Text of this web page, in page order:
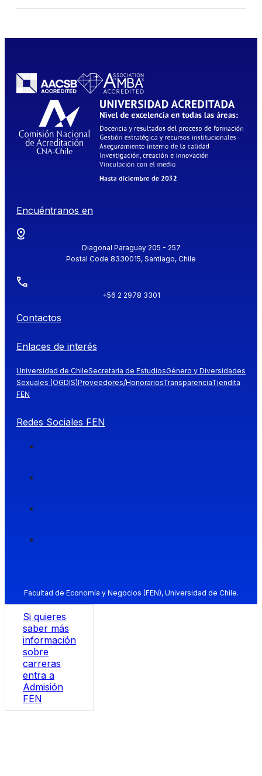
Encuéntranos en
Diagonal Paraguay 205 - 257
Postal Code 8330015, Santiago, Chile
+56 2 2978 3301
Contactos
Enlaces de interés
Universidad de ChileSecretaría de EstudiosGénero y Diversidades
Sexuales (OGDIS)Proveedores/HonorariosTransparenciaTiendita
FEN
Redes Sociales FEN
Facultad de Economía y Negocios (FEN), Universidad de Chile.
Si quieres
saber más
información
sobre
carreras
entra a
Admisión
FEN